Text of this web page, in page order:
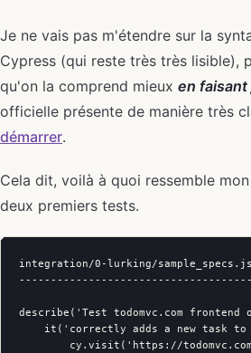
Je ne vais pas m'étendre sur la
Cypress (qui reste très très lisible),
qu'on la comprend mieux en faisant
officielle présente de manière très
démarrer.
Cela dit, voilà à quoi ressemble
deux premiers tests.
integration/0-lurking/sample_specs.js
describe('Test todomvc.com
it('correctly adds a new task
cy.visit('https://